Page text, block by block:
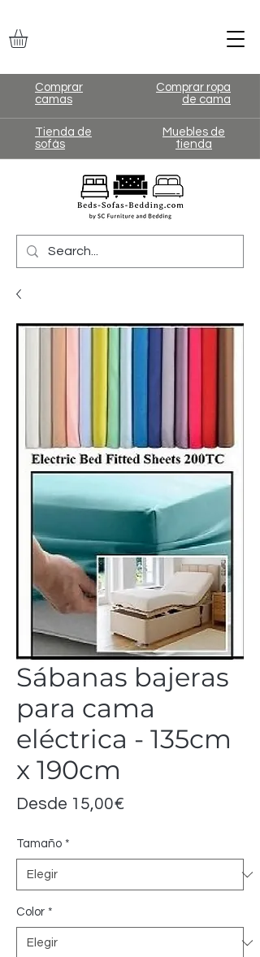
Comprar
camas
Comprar ropa
de cama
Tienda de
sofás
Muebles de
tienda
Sábanas bajeras
para cama
eléctrica - 135cm
x 190cm
Desde 15,00€
Tamaño *
Color *